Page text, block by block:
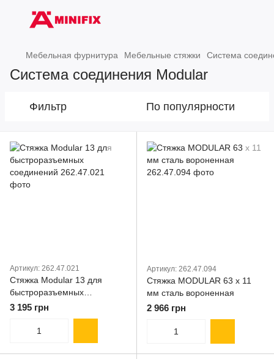
Мебельная фурнитура Мебельные стяжки Система
Система соединения Modular
Фильтр По популярности
Артикул: 262.47.021
Стяжка Modular 13 для
быстроразъемных
соединений
3 195 грн
Артикул: 262.47.094
Стяжка MODULAR 63 х 11
мм сталь вороненная
2 966 грн